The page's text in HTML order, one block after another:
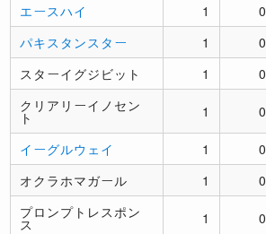
エースハイ
1 0
パキスタンスター
1 0
スターイグジビット
1 0
クリアリーイノセン
ト 1 0
イーグルウェイ 1 0
オクラホマガール
1 0
プロンプトレスポン
ス 1 0